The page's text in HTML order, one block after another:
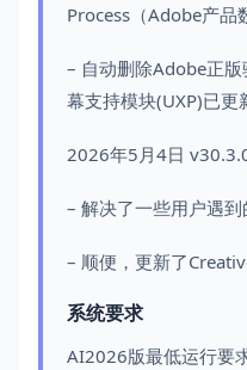
Process（Adobe产品
– 自动删除Adobe正
幕支持模块(UXP)已更
2026年5月4日
– 解决了一些用户遇到
– 顺便，更新了
系统要求
AI2026版最低运行要